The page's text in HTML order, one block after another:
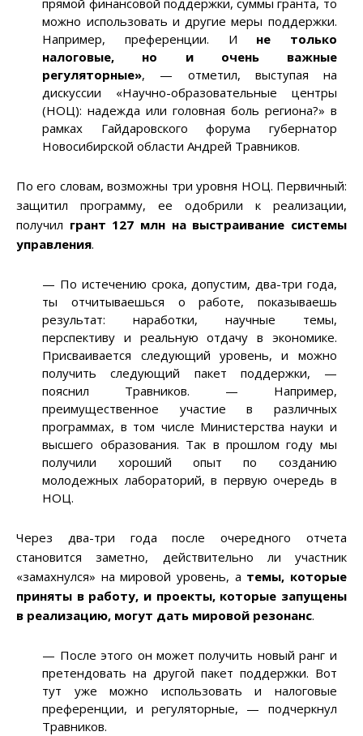
прямой финансовой поддержки, суммы гранта, то
можно использовать и другие меры поддержки.
Например, преференции. И не только
налоговые, но и очень важные
регуляторные», — отметил, выступая на
дискуссии «Научно-образовательные центры
(НОЦ): надежда или головная боль региона?» в
рамках Гайдаровского форума губернатор
Новосибирской области Андрей Травников.
По его словам, возможны три уровня НОЦ. Первичный:
защитил программу, ее одобрили к реализации,
получил грант 127 млн на выстраивание системы
управления.
— По истечению срока, допустим, два-три года,
ты отчитываешься о работе, показываешь
результат: наработки, научные темы,
перспективу и реальную отдачу в экономике.
Присваивается следующий уровень, и можно
получить следующий пакет поддержки, —
пояснил Травников. — Например,
преимущественное участие в различных
программах, в том числе Министерства науки и
высшего образования. Так в прошлом году мы
получили хороший опыт по созданию
молодежных лабораторий, в первую очередь в
НОЦ.
Через два-три года после очередного отчета
становится заметно, действительно ли участник
«замахнулся» на мировой уровень, а темы, которые
приняты в работу, и проекты, которые запущены
в реализацию, могут дать мировой резонанс.
— После этого он может получить новый ранг и
претендовать на другой пакет поддержки. Вот
тут уже можно использовать и налоговые
преференции, и регуляторные, — подчеркнул
Травников.